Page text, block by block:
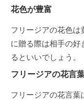
花色が豊富
フリージアの花色は
に贈る際は相手の好
るといいでしょう。
フリージアの花言
フリージアの花言葉